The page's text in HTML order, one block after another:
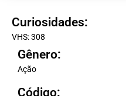
Curiosidades:
VHS: 308
Gênero:
Ação
Código: